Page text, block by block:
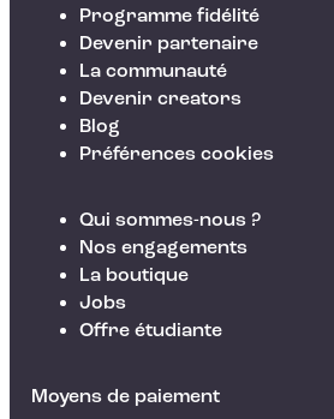
Programme fidélité
Devenir partenaire
La communauté
Devenir creators
Blog
Préférences cookies
Qui sommes-nous ?
Nos engagements
La boutique
Jobs
Offre étudiante
Moyens de paiement